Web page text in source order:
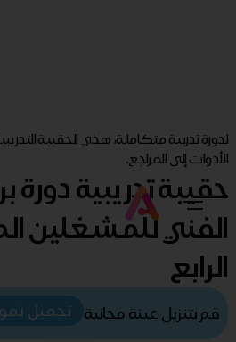
لدورة تدربية متكاملة، هذي الحقيبة
الأدوات إلى المراجع.
حقيبة تدريبية دورة
الفني للمشغلين
الرابع
قم بتنزيل عينة مجانية تحميل